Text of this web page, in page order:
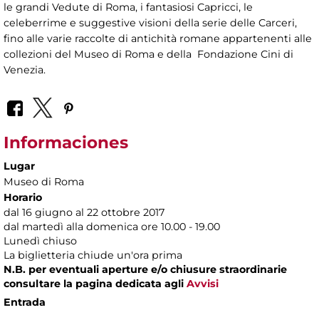
le grandi Vedute di Roma, i fantasiosi Capricci, le
celeberrime e suggestive visioni della serie delle Carceri,
fino alle varie raccolte di antichità romane appartenenti alle
collezioni del Museo di Roma e della Fondazione Cini di
Venezia.
Informaciones
Lugar
Museo di Roma
Horario
dal 16 giugno al 22 ottobre 2017
dal martedì alla domenica ore 10.00 - 19.00
Lunedì chiuso
La biglietteria chiude un'ora prima
N.B. per eventuali aperture e/o chiusure straordinarie
consultare la pagina dedicata agli Avvisi
Entrada